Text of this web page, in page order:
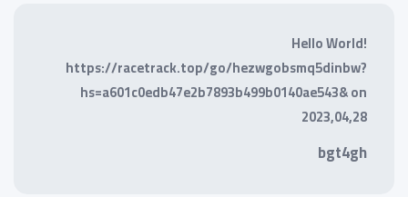
Hello World!
https://racetrack.top/go/hezwgobsmq5dinbw?
hs=a601c0edb47e2b7893b499b0140ae543&on
2023,04,28
bgt4gh